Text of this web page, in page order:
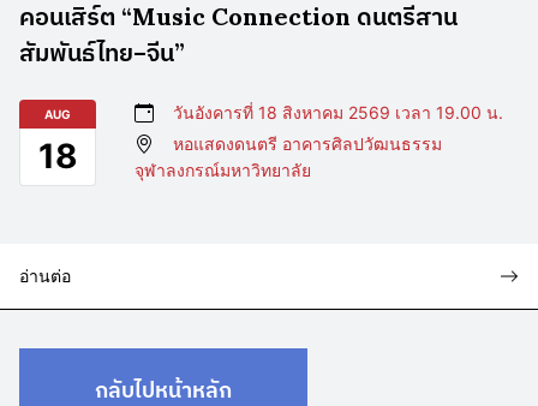
คอนเสิร์ต “Music Connection ดนตรีสาน
สัมพันธ์ไทย–จีน”
AUG
18
วันอังคารที่ 18 สิงหาคม 2569 เวลา 19.00 น.
หอแสดงดนตรี อาคารศิลปวัฒนธรรม
จุฬาลงกรณ์มหาวิทยาลัย
อ่านต่อ
กลับไปหน้าหลัก